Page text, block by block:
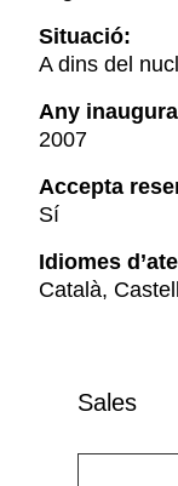
Situació:
A dins del
Any
2007
Accepta
Sí
Idiomes
Català,
Sales